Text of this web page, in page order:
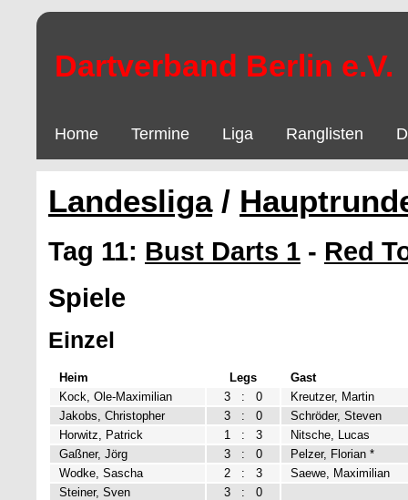
Dartverband Berlin e.V.
Home Termine Liga Ranglisten
Landesliga/
Tag 11: Bust Darts 1 - Red
Spiele
Einzel
Heim Legs
Gast
Kock, Ole-Maximilian
3 : 0
Kreutzer, Martin
Jakobs, Christopher
3 : 0
Schröder, Steven
Horwitz, Patrick
1 : 3
Nitsche, Lucas
Gaßner, Jörg
3 : 0
Pelzer, Florian *
Wodke, Sascha
2 : 3
Saewe, Maximilian
Steiner, Sven
3 : 0